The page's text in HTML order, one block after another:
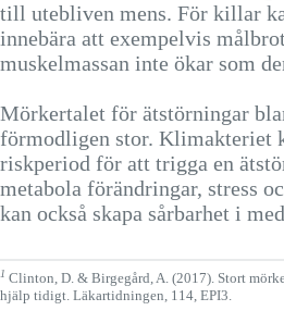
till utebliven mens. För killar
innebära att exempelvis
muskelmassan inte ökar som
Mörkertalet för ätstörningar
förmodligen stor. Klimakteriet
riskperiod för att trigga en
metabola förändringar, stress
kan också skapa sårbarhet i
1 Clinton, D. & Birgegård, A. (2017). Stort
hjälp tidigt. Läkartidningen, 114, EPI3.